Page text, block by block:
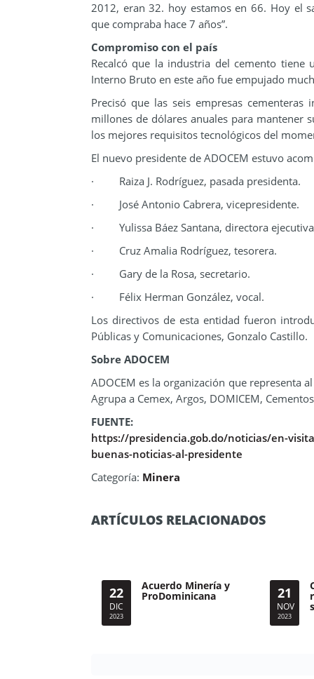
2012, eran 32. hoy estamos en 66. Hoy el
que compraba hace 7 años”.
Compromiso con el país
Recalcó que la industria del cemento tiene
Interno Bruto en este año fue empujado
Precisó que las seis empresas
millones de dólares anuales para mantener
los mejores requisitos tecnológicos del
El nuevo presidente de ADOCEM estuvo
· Raiza J. Rodríguez, pasada presidenta.
· José Antonio Cabrera, vicepresidente.
· Yulissa Báez Santana, directora
· Cruz Amalia Rodríguez, tesorera.
· Gary de la Rosa, secretario.
· Félix Herman González, vocal.
Los directivos de esta entidad fueron
Públicas y Comunicaciones, Gonzalo Castillo.
Sobre ADOCEM
ADOCEM es la organización que representa
Agrupa a Cemex, Argos, DOMICEM,
FUENTE:
https://presidencia.gob.do/noticias/en-
buenas-noticias-al-presidente
Categoría: Minera
ARTÍCULOS RELACIONADOS
22
DIC
2023
Acuerdo Minería y
ProDominicana 21
NOV
2023